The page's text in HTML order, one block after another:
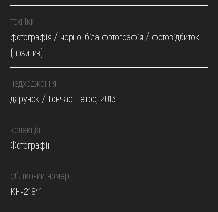
техніки
фотографія / чорно-біла фотографія / фотовідбиток
(позитив)
надходження
дарунок / Гончар Петро, 2013
колекція
Фотографії
обліковий номер
КН-21841